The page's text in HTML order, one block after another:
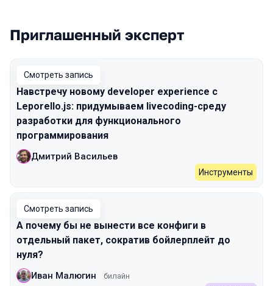
Приглашенный эксперт
Смотреть запись
Навстречу новому developer experience с
Leporello.js: придумываем livecoding-среду
разработки для функционального
программирования
Дмитрий Васильев
Инструменты
Смотреть запись
А почему бы не вынести все конфиги в
отдельный пакет, сократив бойлерплейт до
нуля?
Иван Малюгин билайн